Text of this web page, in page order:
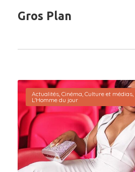
Gros Plan
Actualités, Cinéma, Culture et médias,
L'Homme du jour